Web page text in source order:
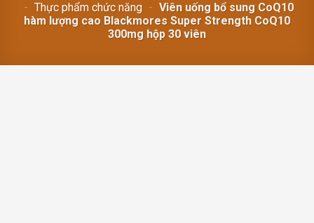
- Thực phẩm chức năng - Viên uống bổ sung CoQ10
hàm lượng cao Blackmores Super Strength CoQ10
300mg hộp 30 viên